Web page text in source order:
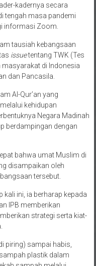
kadernya secara
tengah masa pandemi
informasi Zoom.
tausiah kebangsaan
issuetentang TWK (Tes
di Indonesia
dan Pancasila.
Al-Qur’an yang
kehidupan
Negara Madinah
berdampingan dengan
bahwa umat Muslim di
disampaikan oleh
tersebut.
kali ini, ia berharap kepada
IPB memberikan
strategi serta kiat-
piring) sampai habis,
plastik dalam